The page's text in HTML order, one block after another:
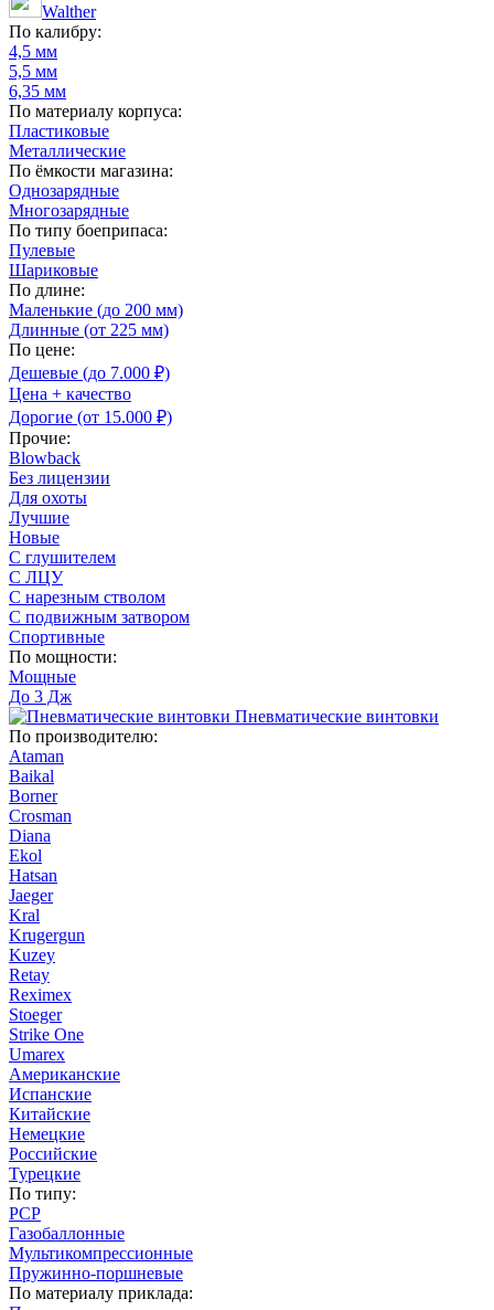
Walther
По калибру:
4,5 мм
5,5 мм
6,35 мм
По материалу корпуса:
Пластиковые
Металлические
По ёмкости магазина:
Однозарядные
Многозарядные
По типу боеприпаса:
Пулевые
Шариковые
По длине:
Маленькие (до 200 мм)
Длинные (от 225 мм)
По цене:
Дешевые (до 7.000 ₽)
Цена + качество
Дорогие (от 15.000 ₽)
Прочие:
Blowback
Без лицензии
Для охоты
Лучшие
Новые
С глушителем
С ЛЦУ
С нарезным стволом
С подвижным затвором
Спортивные
По мощности:
Мощные
До 3 Дж
Пневматические винтовки
По производителю:
Ataman
Baikal
Borner
Crosman
Diana
Ekol
Hatsan
Jaeger
Kral
Krugergun
Kuzey
Retay
Reximex
Stoeger
Strike One
Umarex
Американские
Испанские
Китайские
Немецкие
Российские
Турецкие
По типу:
PCP
Газобаллонные
Мультикомпрессионные
Пружинно-поршневые
По материалу приклада: